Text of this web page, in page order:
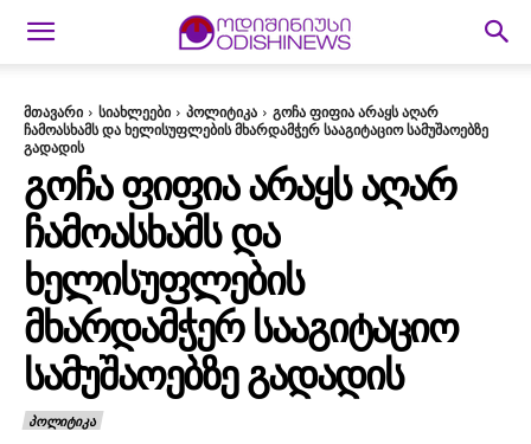
მთავარი სიახლეები პოლიტიკა
გოჩა ფიფია არაყს აღარ
ჩამოასხამს და ხელისუფლების მხარდამჭერ სააგიტაციო სამუშაოებზე
გადადის
ᲒᲝᲩᲐ ᲤᲘᲤᲘᲐ ᲐᲠᲐᲧᲡ ᲐᲦᲐᲠ
ᲩᲐᲛᲝᲐᲡᲮᲐᲛᲡ ᲓᲐ
ᲮᲔᲚᲘᲡᲣᲤᲚᲔᲑᲘᲡ
ᲛᲮᲐᲠᲓᲐᲛᲭᲔᲠ ᲡᲐᲐᲒᲘᲢᲐᲪᲘᲝ
ᲡᲐᲛᲣᲨᲐᲝᲔᲑᲖᲔ ᲒᲐᲓᲐᲓᲘᲡ
ᲞᲝᲚᲘᲢᲘᲙᲐ